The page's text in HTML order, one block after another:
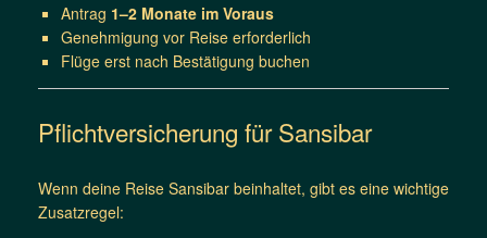
Antrag 1–2 Monate im Voraus
Genehmigung vor Reise erforderlich
Flüge erst nach Bestätigung buchen
Pflichtversicherung für Sansibar
Wenn deine Reise Sansibar beinhaltet, gibt es eine wichtige
Zusatzregel: